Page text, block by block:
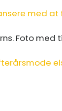
med